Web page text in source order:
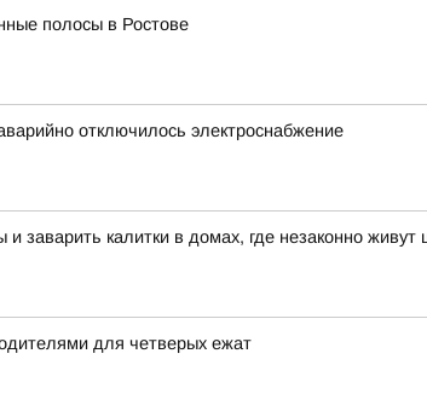
полосы в Ростове
отключилось электроснабжение
калитки в домах, где незаконно живут
для четверых ежат